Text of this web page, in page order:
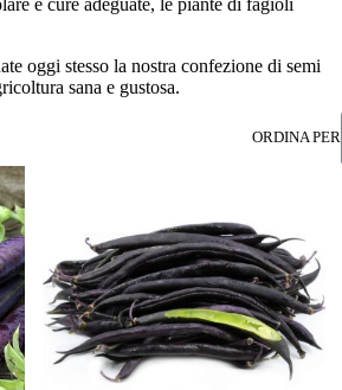
e cure adeguate, le piante di fagioli
oggi stesso la nostra confezione di semi
sana e gustosa.
ORDINA PER